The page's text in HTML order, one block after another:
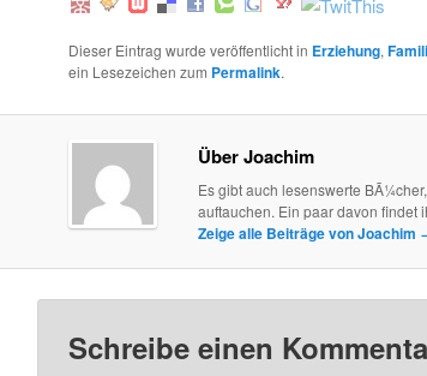
Dieser Eintrag wurde veröffentlicht in Erziehung,
ein Lesezeichen zum Permalink.
Über Joachim
Es gibt auch lesenswerte
auftauchen. Ein paar davon findet
Zeige alle Beiträge von Joachim
Schreibe einen